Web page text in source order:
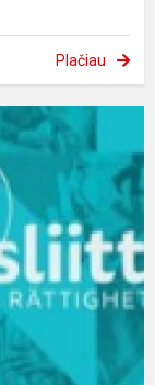
Plačiau